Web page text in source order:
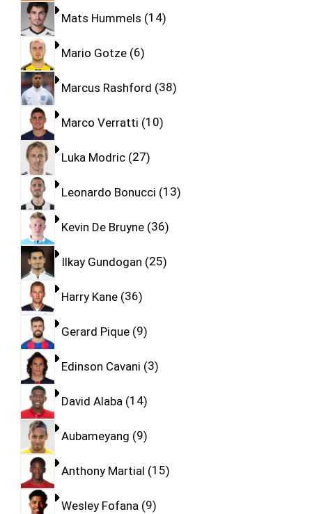
Mats Hummels 14
Mario Gotze 6
Marcus Rashford 38
Marco Verratti 10
Luka Modric 27
Leonardo Bonucci 13
Kevin De Bruyne 36
Ilkay Gundogan 25
Harry Kane 36
Gerard Pique 9
Edinson Cavani 3
David Alaba 14
Aubameyang 9
Anthony Martial 15
Wesley Fofana 9